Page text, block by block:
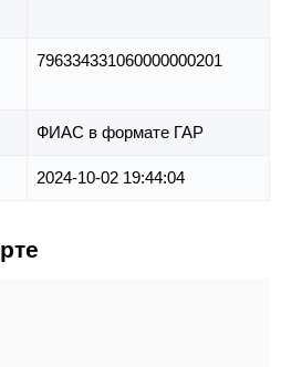
796334331060000000201
ФИАС в формате ГАР
2024-10-02 19:44:04